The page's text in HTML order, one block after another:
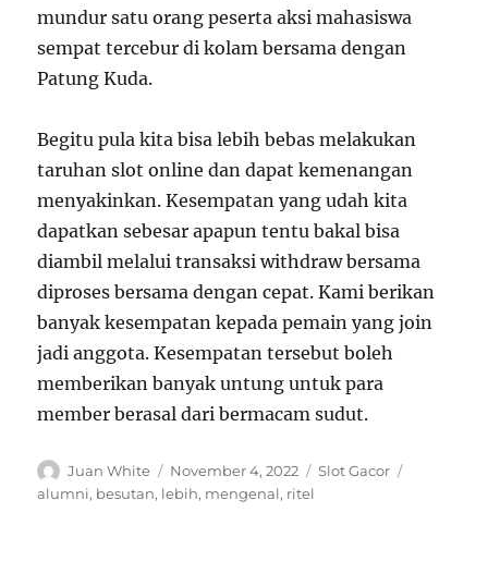
mundur satu orang peserta aksi mahasiswa
sempat tercebur di kolam bersama dengan
Patung Kuda.
Begitu pula kita bisa lebih bebas melakukan
taruhan slot online dan dapat kemenangan
menyakinkan. Kesempatan yang udah kita
dapatkan sebesar apapun tentu bakal bisa
diambil melalui transaksi withdraw bersama
diproses bersama dengan cepat. Kami berikan
banyak kesempatan kepada pemain yang join
jadi anggota. Kesempatan tersebut boleh
memberikan banyak untung untuk para
member berasal dari bermacam sudut.
Author
Juan White
Posted
on
November 4, 2022 Categories
Slot Gacor
alumni, besutan, lebih, mengenal, ritel